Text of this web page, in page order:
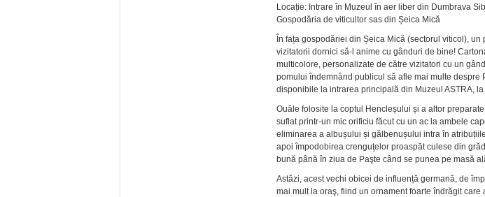
Locație: Intrare în Muzeul în aer liber din Dumbrava
Gospodăria de viticultor sas din Șeica Mică
În fața gospodăriei din Șeica Mică (sectorul viticol),
vizitatorii dornici să-l anime cu gânduri de bine!
multicolore, personalizate de către vizitatori cu un
pomului îndemnând publicul să afle mai multe despre
disponibile la intrarea principală din Muzeul ASTRA,
Ouăle folosite la coptul Hencleșului și a altor
suflat printr-un mic orificiu făcut cu un ac la ambele
eliminarea a albușului și gălbenușului intra în
apoi împodobirea crenguţelor proaspăt culese din
bună până în ziua de Paşte când se punea pe masă
Astăzi, acest vechi obicei de influență germană, de
mai mult la oraş, fiind un ornament foarte îndrăgit